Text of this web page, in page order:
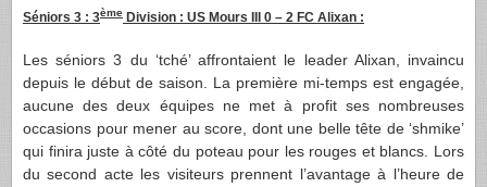
Séniors 3 : 3ème Division : US Mours III 0 – 2 FC Alixan :
Les séniors 3 du ‘tché’ affrontaient le leader Alixan, invaincu
depuis le début de saison. La première mi-temps est engagée,
aucune des deux équipes ne met à profit ses nombreuses
occasions pour mener au score, dont une belle tête de ‘shmike’
qui finira juste à côté du poteau pour les rouges et blancs. Lors
du second acte les visiteurs prennent l’avantage à l’heure de